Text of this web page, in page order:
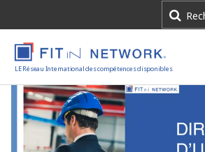
LE Réseau International des compétences disponibles
Accueil
FIT in NETWORK®
Entreprises
Connexion
Inscription